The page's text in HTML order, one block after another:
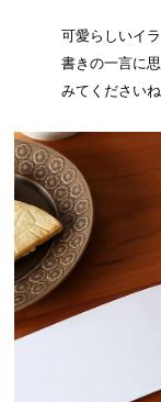
可愛らしいイ
書きの一言に
みてくださいね